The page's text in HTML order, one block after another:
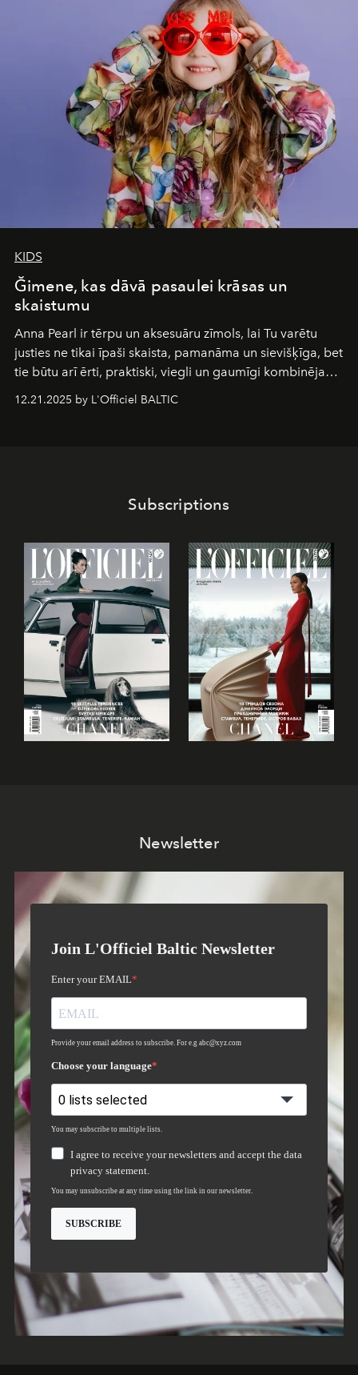
of adventure, intimacy, and sustainability.
is not a lodge — it’s the wild, felt, heard,
and breathed — an experience where comfort and
wilderness merge so completely that you become part
KIDS
Ğimene, kas dāvā pasaulei krāsas un
skaistumu
Anna Pearl ir tērpu un aksesuāru zīmols, lai Tu varētu
justies ne tikai īpaši skaista, pamanāma un sievišķīga, bet
tie būtu arī ērti, praktiski, viegli un gaumīgi kombinējami
piedzīvojumos.
12.21.2025 by L'Officiel BALTIC
Subscriptions
Newsletter